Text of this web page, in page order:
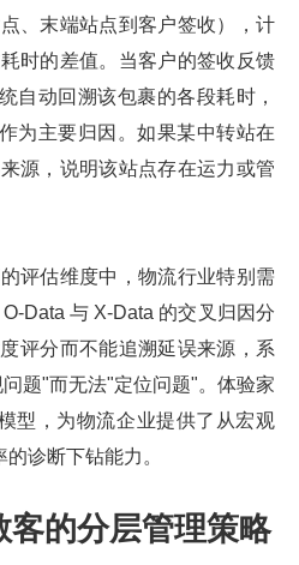
、末端站点到客户签收），计
时的差值。当客户的签收反馈
自动回溯该包裹的各段耗时，
为主要归因。如果某中转站在
源，说明该站点存在运力或管
评估维度中，物流行业特别需
Data 与 X-Data 的交叉归因分
评分而不能追溯延误来源，系
题"而无法"定位问题"。体验家
型，为物流企业提供了从宏观
诊断下钻能力。
客的分层管理策略